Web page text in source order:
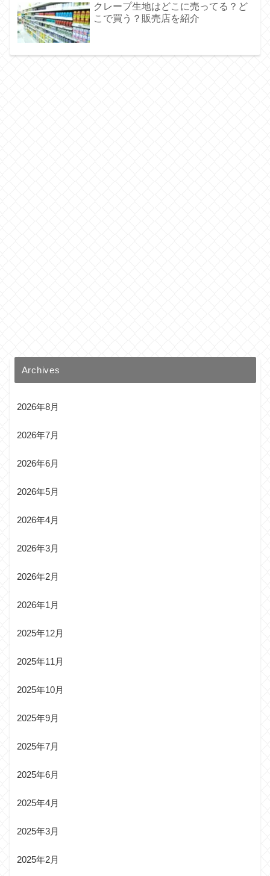
クレープ生地はどこに売ってる？ど
こで買う？販売店を紹介
Archives
2026年8月
2026年7月
2026年6月
2026年5月
2026年4月
2026年3月
2026年2月
2026年1月
2025年12月
2025年11月
2025年10月
2025年9月
2025年7月
2025年6月
2025年4月
2025年3月
2025年2月